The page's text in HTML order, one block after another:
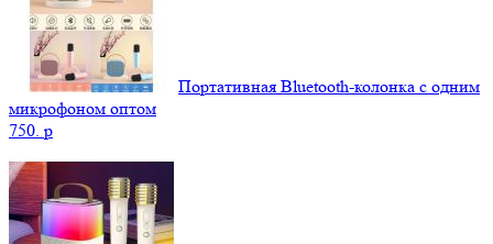
Портативная Bluetooth-колонка c одним
микрофоном оптом
750. p